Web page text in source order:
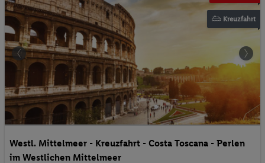
Kreuzfahrt
Westl. Mittelmeer - Kreuzfahrt - Costa Toscana - Perlen
im Westlichen Mittelmeer